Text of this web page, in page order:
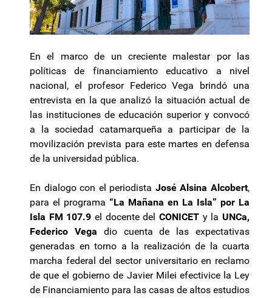
En el marco de un creciente malestar por las
políticas de financiamiento educativo a nivel
nacional, el profesor Federico Vega brindó una
entrevista en la que analizó la situación actual de
las instituciones de educación superior y convocó
a la sociedad catamarqueña a participar de la
movilización prevista para este martes en defensa
de la universidad pública.
En dialogo con el periodista José Alsina Alcobert,
para el programa “La Mañana en La Isla” por La
Isla FM 107.9 el docente delCONICET y laUNCa,
Federico Vega dio cuenta de las expectativas
generadas en torno a la realización de la cuarta
marcha federal del sector universitario en reclamo
de que el gobierno de Javier Milei efectivice la Ley
de Financiamiento para las casas de altos estudios